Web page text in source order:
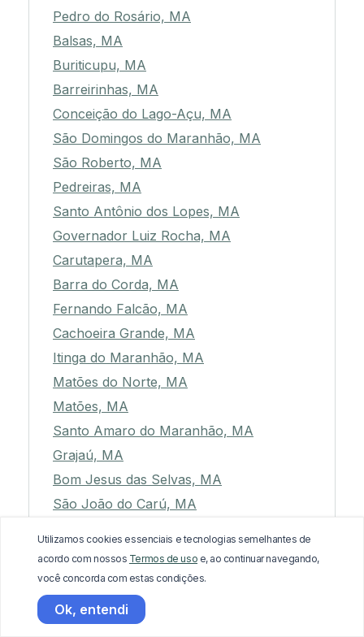
Pedro do Rosário, MA
Balsas, MA
Buriticupu, MA
Barreirinhas, MA
Conceição do Lago-Açu, MA
São Domingos do Maranhão, MA
São Roberto, MA
Pedreiras, MA
Santo Antônio dos Lopes, MA
Governador Luiz Rocha, MA
Carutapera, MA
Barra do Corda, MA
Fernando Falcão, MA
Cachoeira Grande, MA
Itinga do Maranhão, MA
Matões do Norte, MA
Matões, MA
Santo Amaro do Maranhão, MA
Grajaú, MA
Bom Jesus das Selvas, MA
São João do Carú, MA
Buriti, MA
Maranhãozinho, MA
Senador Alexandre Costa, MA
Aldeias Altas, MA
Utilizamos cookies essenciais e tecnologias semelhantes de
acordo com nossos Termos de uso e, ao continuar navegando,
você concorda com estas condições.
Ok, entendi